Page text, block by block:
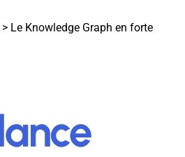
> Le Knowledge Graph en forte